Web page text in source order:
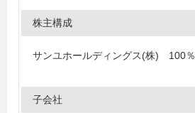
株主構成
サンユホールディングス(株) 100％
子会社